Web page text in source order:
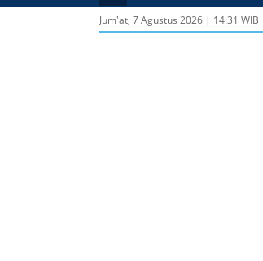
Jum'at, 7 Agustus 2026 | 14:31 WIB